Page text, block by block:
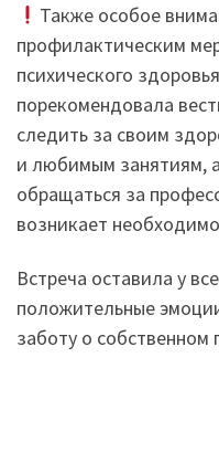
Также особое
профилактическим
психического
порекомендовала
следить за своим
и любимым занятиям,
обращаться за
возникает
Встреча оставила у
положительные
заботу о собственном